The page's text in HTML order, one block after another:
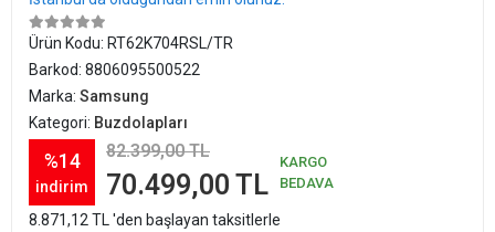
Ürün Kodu: RT62K704RSL/TR
Barkod: 8806095500522
Marka: Samsung
Kategori: Buzdolapları
%14
indirim
82.399,00 TL
70.499,00 TL
KARGO
BEDAVA
8.871,12 TL 'den başlayan taksitlerle